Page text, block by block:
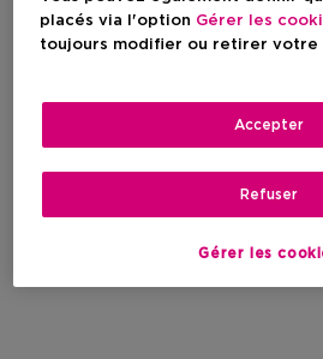
placés via l'option Gérer les
toujours modifier ou retirer votre
Gérer les
Refuser
Accepter